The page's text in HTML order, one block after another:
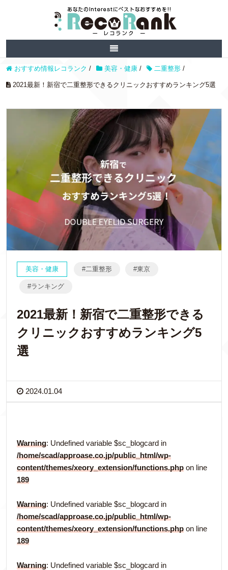
おすすめ情報レコランク / 美容・健康 / 二重整形 /
2021最新！新宿で二重整形できるクリニックおすすめランキング5選
美容・健康 二重整形 東京
ランキング
2021最新！新宿で二重整形できる
クリニックおすすめランキング5
選
2024.01.04
Warning: Undefined variable $sc_blogcard in
/home/scad/approase.co.jp/public_html/wp-
content/themes/xeory_extension/functions.php on line
189
Warning: Undefined variable $sc_blogcard in
/home/scad/approase.co.jp/public_html/wp-
content/themes/xeory_extension/functions.php on line
189
Warning: Undefined variable $sc_blogcard in